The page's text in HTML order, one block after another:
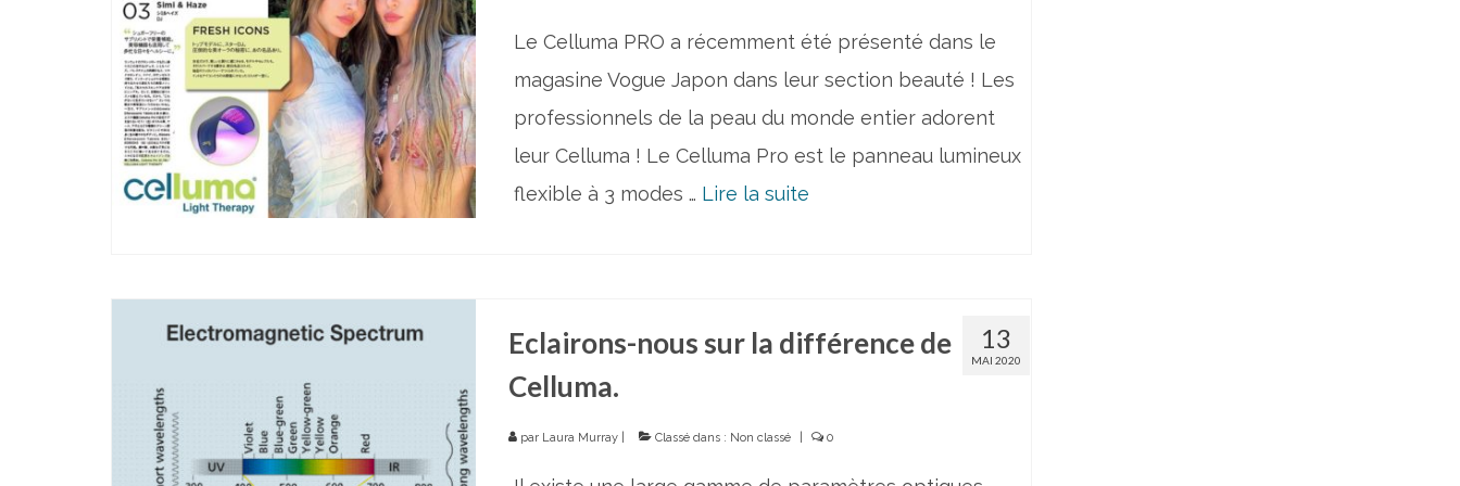
Le Celluma PRO a récemment été présenté dans le
magasine Vogue Japon dans leur section beauté ! Les
professionnels de la peau du monde entier adorent
leur Celluma ! Le Celluma Pro est le panneau lumineux
flexible à 3 modes … Lire la suite­­
13
MAI 2020
Eclairons-nous sur la différence de
Celluma.
par Laura Murray| Classé dans : Non classé 0